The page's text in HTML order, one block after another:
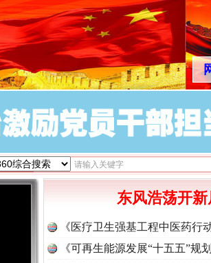
东风浩荡开新
《医疗卫生强基工程中医药行
《可再生能源发展“十五五”规